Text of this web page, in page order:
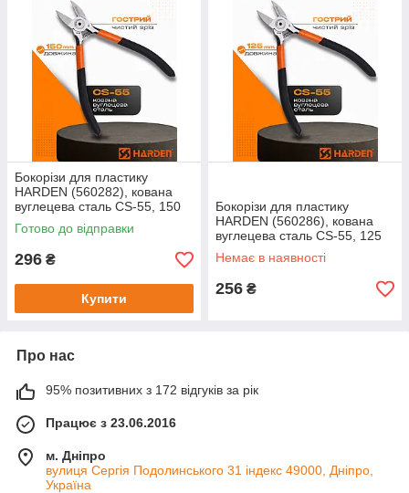
Бокорізи для пластику
HARDEN (560282), кована
вуглецева сталь CS-55, 150
мм
Готово до відправки
296 ₴
Купити
Бокорізи для пластику
HARDEN (560286), кована
вуглецева сталь CS-55, 125
мм
Немає в наявності
256 ₴
Про нас
95% позитивних з 172 відгуків за рік
Працює з 23.06.2016
м. Дніпро
вулиця Сергія Подолинського 31 індекс 49000, Дніпро,
Україна